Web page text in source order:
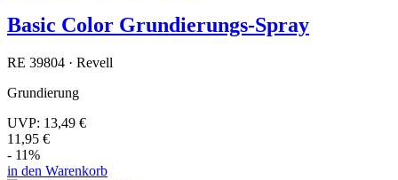
Basic Color Grundierungs-Spray
RE 39804 · Revell
Grundierung
UVP: 13,49 €
11,95 €
- 11%
in den Warenkorb